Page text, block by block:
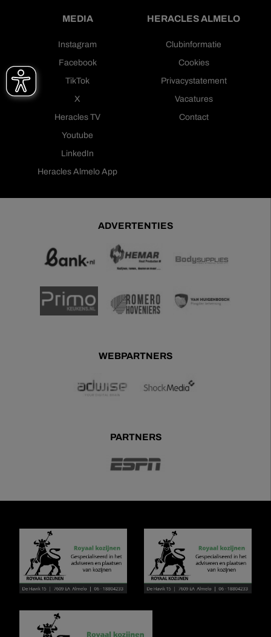
MEDIA
Instagram
Facebook
TikTok
X
Heracles TV
Youtube
LinkedIn
Heracles Almelo App
HERACLES ALMELO
Clubinformatie
Cookies
Privacystatement
Vacatures
Contact
ADVERTENTIES
WEBPARTNERS
PARTNERS